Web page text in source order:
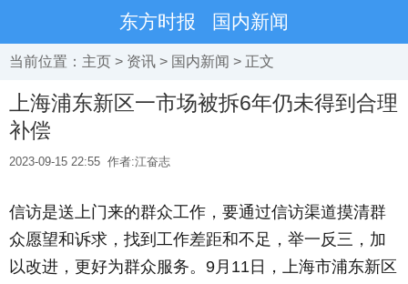
东方时报 国内新闻
当前位置： 主页 > 资讯 > 国内新闻 > 正文
上海浦东新区一市场被拆6年仍未得到合理
补偿
2023-09-15 22:55 作者:江奋志
信访是送上门来的群众工作，要通过信访渠道摸清群
众愿望和诉求，找到工作差距和不足，举一反三，加
以改进，更好为群众服务。9月11日，上海市浦东新区